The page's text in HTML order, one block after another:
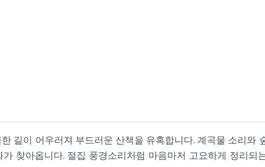
길이 어우러져 부드러운 산책을 유혹합니다. 계곡물 소리와
찾아옵니다. 절집 풍경소리처럼 마음마저 고요하게 정리되